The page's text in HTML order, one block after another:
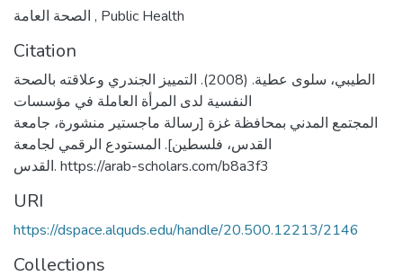
, Public Health
Citation
الطيبي، سلوى عطية. (2008). التمييز الجندري وعلاقته بالصحة
النفسية لدى المرأة العاملة في مؤسسات
المجتمع المدني بمحافظة غزة [رسالة ماجستير منشورة، جامعة
القدس، فلسطين]. المستودع الرقمي لجامعة
القدس. https://arab-scholars.com/b8a3f3
URI
https://dspace.alquds.edu/handle/20.500.12213/2146
Collections